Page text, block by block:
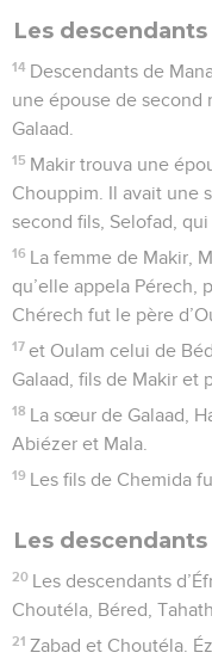
Les
14 Descendants de
une épouse de second
Galaad.
15 Makir trouva une
Chouppim. Il avait une
second fils, Selofad,
16 La femme de Makir,
qu’elle appela Pérech,
Chérech fut le père
17 et Oulam celui de
Galaad, fils de Makir et
18 La sœur de Galaad,
Abiézer et Mala.
19 Les fils de Chemida
Les
20 Les descendants
Choutéla, Béred,
21 Zabad et Choutéla.